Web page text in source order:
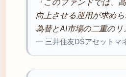
向上させる運用が求め
為替とAI市場の二重の
— 三井住友DSアセットマ